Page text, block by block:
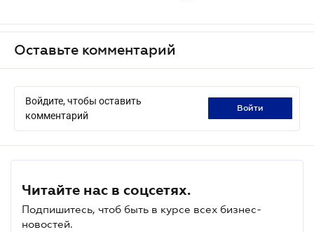
Оставьте комментарий
Войдите, чтобы оставить
комментарий
войти
Читайте нас в соцсетях.
Подпишитесь, чтоб быть в курсе всех бизнес-
новостей.